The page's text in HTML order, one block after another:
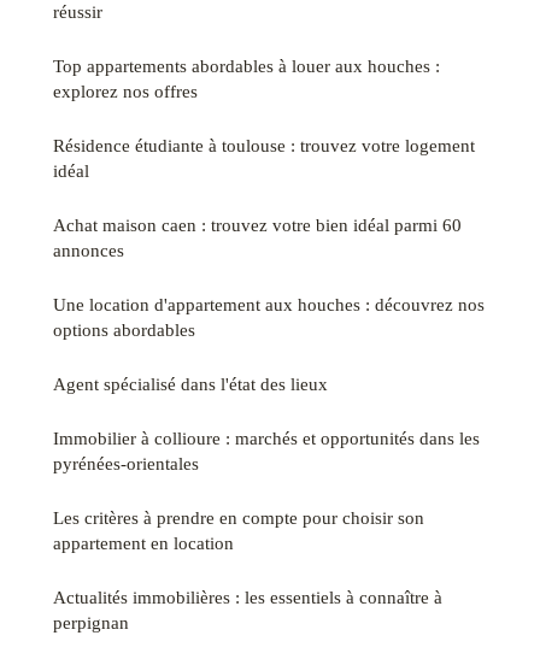
réussir
Top appartements abordables à louer aux houches :
explorez nos offres
Résidence étudiante à toulouse : trouvez votre logement
idéal
Achat maison caen : trouvez votre bien idéal parmi 60
annonces
Une location d'appartement aux houches : découvrez nos
options abordables
Agent spécialisé dans l'état des lieux
Immobilier à collioure : marchés et opportunités dans les
pyrénées-orientales
Les critères à prendre en compte pour choisir son
appartement en location
Actualités immobilières : les essentiels à connaître à
perpignan